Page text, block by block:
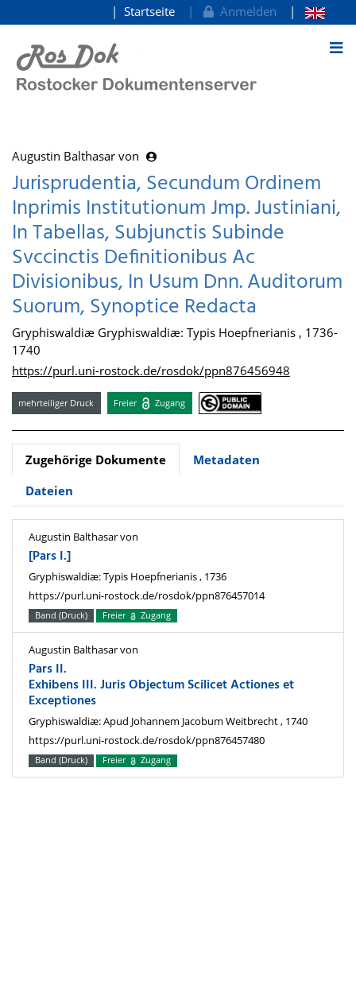
zum Inhalt
Startseite Anmelden
Augustin Balthasar von
Jurisprudentia, Secundum Ordinem
Inprimis Institutionum Jmp. Justiniani,
In Tabellas, Subjunctis Subinde
Svccinctis Definitionibus Ac
Divisionibus, In Usum Dnn. Auditorum
Suorum, Synoptice Redacta
Gryphiswaldiæ Gryphiswaldiæ: Typis Hoepfnerianis , 1736-
1740
https://purl.uni-rostock.de/rosdok/ppn876456948
mehrteiliger Druck Freier Zugang
Zugehörige Dokumente
Metadaten
Dateien
Augustin Balthasar von
[Pars I.]
Gryphiswaldiæ: Typis Hoepfnerianis , 1736
https://purl.uni-rostock.de/rosdok/ppn876457014
Band (Druck) Freier Zugang
Augustin Balthasar von
Pars II.
Exhibens III. Juris Objectum Scilicet Actiones et
Exceptiones
Gryphiswaldiæ: Apud Johannem Jacobum Weitbrecht , 1740
https://purl.uni-rostock.de/rosdok/ppn876457480
Band (Druck) Freier Zugang